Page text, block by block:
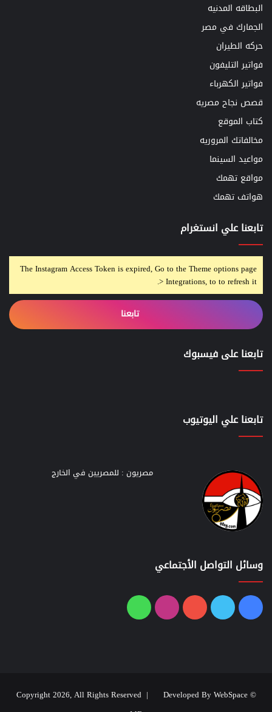
البطاقه المدنيه
الجمارك في مصر
حركه الطيران
فواتير التليفون
فواتير الكهرباء
قصص نجاح مصريه
كتاب الموقع
مخالفاتك المروريه
مواعيد السينما
مواقع تهمك
هواتف تهمك
تابعنا علي انستغرام
The Instagram Access Token is expired, Go to the Theme options page
> Integrations, to to refresh it.
تابعنا
تابعنا على فيسبوك
تابعنا علي اليوتيوب
مصريون : للمصريين في الخارج
وسائل التواصل الأجتماعي
فيسبوك
تويتر يوتيوبانستقرامواتساب
© Copyright 2026, All Rights Reserved |
Developed By WebSpace